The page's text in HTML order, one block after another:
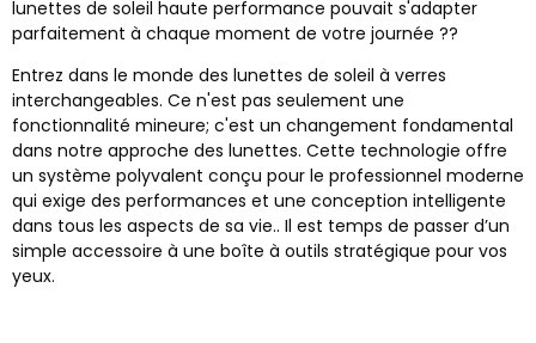
lunettes de soleil haute performance pouvait s'adapter
parfaitement à chaque moment de votre journée ??
Entrez dans le monde des lunettes de soleil à verres
interchangeables. Ce n'est pas seulement une
fonctionnalité mineure; c'est un changement fondamental
dans notre approche des lunettes. Cette technologie offre
un système polyvalent conçu pour le professionnel moderne
qui exige des performances et une conception intelligente
dans tous les aspects de sa vie.. Il est temps de passer d’un
simple accessoire à une boîte à outils stratégique pour vos
yeux.